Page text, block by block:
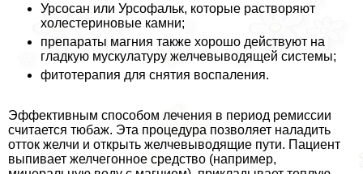
Урсосан или Урсофальк, которые растворяют
холестериновые камни;
препараты магния также хорошо действуют на
гладкую мускулатуру желчевыводящей системы;
фитотерапия для снятия воспаления.
Эффективным способом лечения в период ремиссии
считается тюбаж. Эта процедypa позволяет наладить
отток желчи и открыть желчевыводящие пути. Пациент
выпивает желчегонное средство (например,